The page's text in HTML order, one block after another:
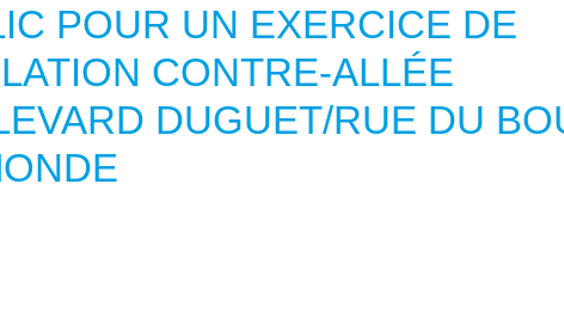
POUR UN EXERCICE DE
CONTRE-ALLÉE
DUGUET/RUE DU